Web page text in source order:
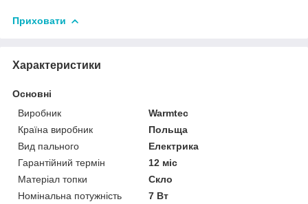
Приховати
Характеристики
Основні
Виробник
Warmtec
Країна виробник
Польща
Вид пального
Електрика
Гарантійний термін
12 міс
Матеріал топки
Скло
Номінальна потужність
7 Вт